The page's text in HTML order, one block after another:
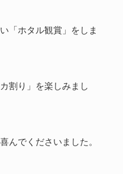
「ホタル観賞」をしま
割り」を楽しみまし
んでくださいました。